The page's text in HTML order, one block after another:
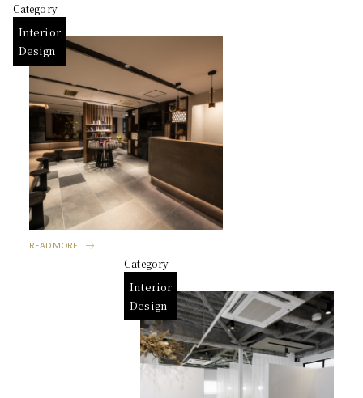
Category
Interior
Design
READ MORE
Category
Interior
Design